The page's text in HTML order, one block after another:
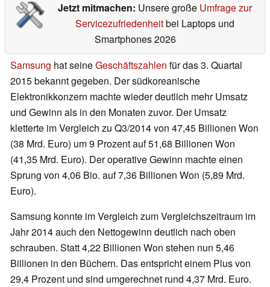
Jetzt mitmachen: Unsere große Umfrage zur
Servicezufriedenheitbei Laptops und
Smartphones 2026
Samsung hat seineGeschäftszahlen für das 3. Quartal
2015 bekannt gegeben. Der südkoreanische
Elektronikkonzern machte wieder deutlich mehr Umsatz
und Gewinn als in den Monaten zuvor. Der Umsatz
kletterte im Vergleich zu Q3/2014 von 47,45 Billionen Won
(38 Mrd. Euro) um 9 Prozent auf 51,68 Billionen Won
(41,35 Mrd. Euro). Der operative Gewinn machte einen
Sprung von 4,06 Bio. auf 7,36 Billionen Won (5,89 Mrd.
Euro).
Samsung konnte im Vergleich zum Vergleichszeitraum im
Jahr 2014 auch den Nettogewinn deutlich nach oben
schrauben. Statt 4,22 Billionen Won stehen nun 5,46
Billionen in den Büchern. Das entspricht einem Plus von
29,4 Prozent und sind umgerechnet rund 4,37 Mrd. Euro.